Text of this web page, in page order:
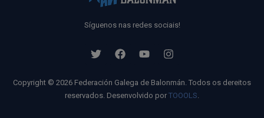
Síguenos nas redes sociais!
Copyright © 2026 Federación Galega de Balonmán. Todos os dereitos
reservados. Desenvolvido por TOOOLS